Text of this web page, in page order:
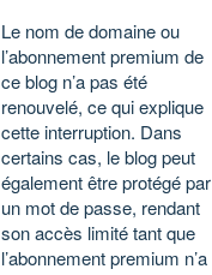
Le nom de domaine ou
l’abonnement premium de
ce blog n’a pas été
renouvelé, ce qui explique
cette interruption. Dans
certains cas, le blog peut
également être protégé par
un mot de passe, rendant
son accès limité tant que
l’abonnement premium n’a